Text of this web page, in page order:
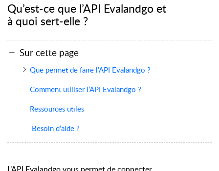
Qu’est-ce que l’API Evalandgo et
à quoi sert-elle ?
Sur cette page
Que permet de faire l’API Evalandgo ?
Comment utiliser l’API Evalandgo ?
Ressources utiles
Besoin d’aide ?